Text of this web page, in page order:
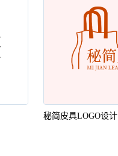
秘简皮具LOGO设计